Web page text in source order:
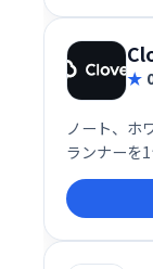
ノート、ホ
ランナーを